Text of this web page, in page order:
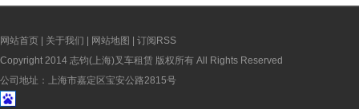
网站首页 关于我们 网站地图
订阅RSS
Copyright 2014 志钧(上海)叉车租赁 版权所有 All Rights Reserved
公司地址：上海市嘉定区宝安公路2815号